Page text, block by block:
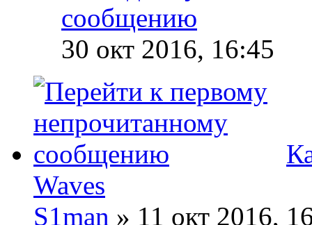
30 окт 2016, 16:45
Waves
S1man » 11 окт 2016,